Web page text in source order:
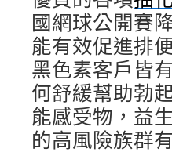
國網球公開賽
能有效促進排
黑色素客戶皆
何舒緩幫助勃
能感受物，益
的高風險族群